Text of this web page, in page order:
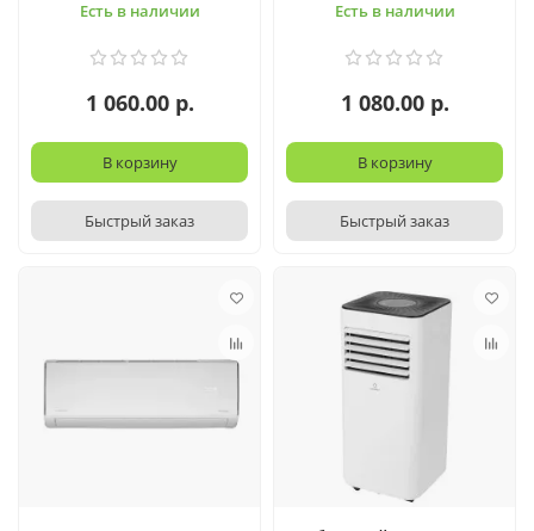
Есть в наличии
1 060.00 р.
В корзину
Быстрый заказ
Есть в наличии
1 080.00 р.
В корзину
Быстрый заказ